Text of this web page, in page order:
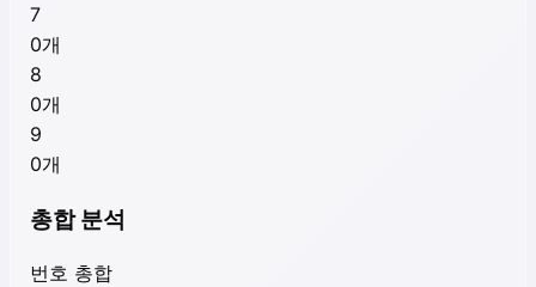
7
0개
8
0개
9
0개
총합 분석
번호 총합